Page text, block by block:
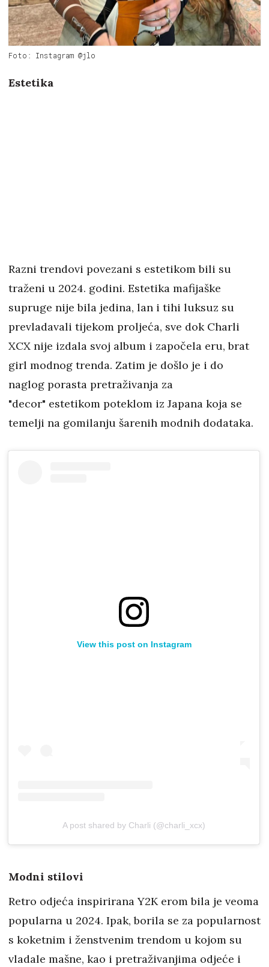
Foto: Instagram @jlo
Estetika
Razni trendovi povezani s estetikom bili su
traženi u 2024. godini. Estetika mafijaške
supruge nije bila jedina, lan i tihi luksuz su
prevladavali tijekom proljeća, sve dok Charli
XCX nije izdala svoj album i započela eru, brat
girl modnog trenda. Zatim je došlo je i do
naglog porasta pretraživanja za
"decor" estetikom poteklom iz Japana koja se
temelji na gomilanju šarenih modnih dodataka.
View this post on Instagram
A post shared by Charli (@charli_xcx)
Modni stilovi
Retro odjeća inspirirana Y2K erom bila je veoma
popularna u 2024. Ipak, borila se za popularnost
s koketnim i ženstvenim trendom u kojom su
vladale mašne, kao i pretraživanjima odjeće i